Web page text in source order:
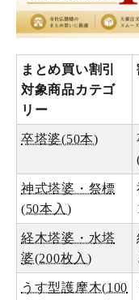
まとめ買い割引
対象商品カテゴ
リー
卒塔婆(50本)
神式塔婆・祭標
(50本入)
経木塔婆・水塔
婆(200枚入)
うす型護摩木(100